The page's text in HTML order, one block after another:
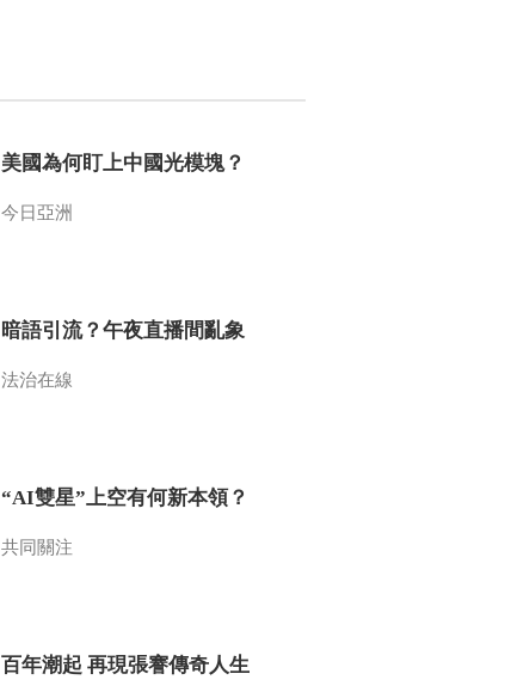
美國為何盯上中國光模塊？
今日亞洲
暗語引流？午夜直播間亂象
法治在線
“AI雙星”上空有何新本領？
共同關注
百年潮起 再現張謇傳奇人生